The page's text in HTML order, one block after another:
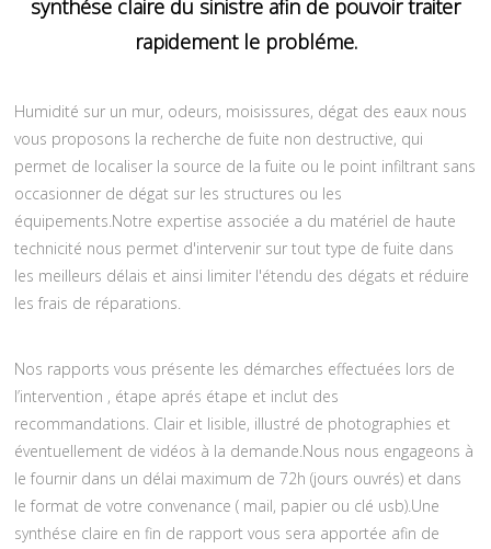
synthése claire du sinistre afin de pouvoir traiter
rapidement le probléme.
Humidité sur un mur, odeurs, moisissures, dégat des eaux nous
vous proposons la recherche de fuite non destructive, qui
permet de localiser la source de la fuite ou le point infiltrant sans
occasionner de dégat sur les structures ou les
équipements.Notre expertise associée a du matériel de haute
technicité nous permet d'intervenir sur tout type de fuite dans
les meilleurs délais et ainsi limiter l'étendu des dégats et réduire
les frais de réparations.
Nos rapports vous présente les démarches effectuées lors de
l’intervention , étape aprés étape et inclut des
recommandations. Clair et lisible, illustré de photographies et
éventuellement de vidéos à la demande.Nous nous engageons à
le fournir dans un délai maximum de 72h (jours ouvrés) et dans
le format de votre convenance ( mail, papier ou clé usb).Une
synthése claire en fin de rapport vous sera apportée afin de